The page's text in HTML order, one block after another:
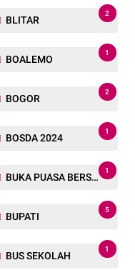
4
1
BENGKULU
1
BERGIZI
1
BHAYANGKARA RUN
1
BISI-2SUPER
1
BLITAR
2